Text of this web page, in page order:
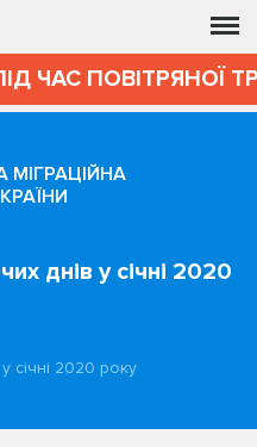
ЧАС ПОВІТРЯНОЇ
днів у січні 2020
січні 2020 року